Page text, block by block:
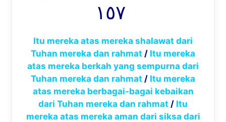
١٥٧
Itu mereka atas mereka shalawat dari
Tuhan mereka dan rahmat / Itu mereka
atas mereka berkah yang sempurna dari
Tuhan mereka dan rahmat / Itu mereka
atas mereka berbagai-bagai kebaikan
dari Tuhan mereka dan rahmat / Itu
mereka atas mereka aman dari siksa dari